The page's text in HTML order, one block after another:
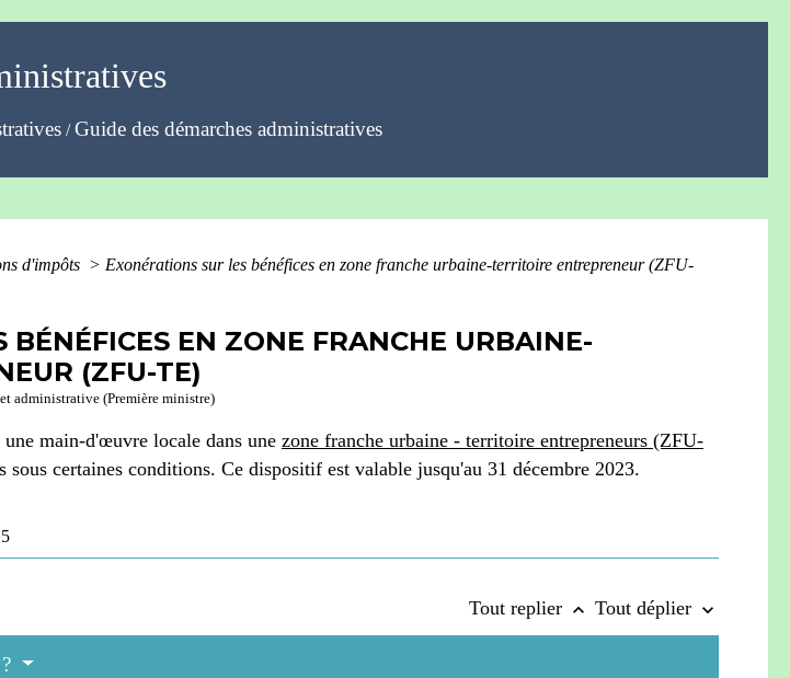
/Guide des démarches administratives
d'impôts > Exonérations sur les bénéfices en zone franche urbaine-territoire entrepreneur (ZFU-
BÉNÉFICES EN ZONE FRANCHE URBAINE-
(ZFU-TE)
administrative (Première ministre)
main-d'œuvre locale dans une zone franche urbaine - territoire entrepreneurs (ZFU-
sous certaines conditions. Ce dispositif est valable jusqu'au 31 décembre 2023.
Tout replier keyboard_arrow_up Tout déplier keyboard_arrow_down